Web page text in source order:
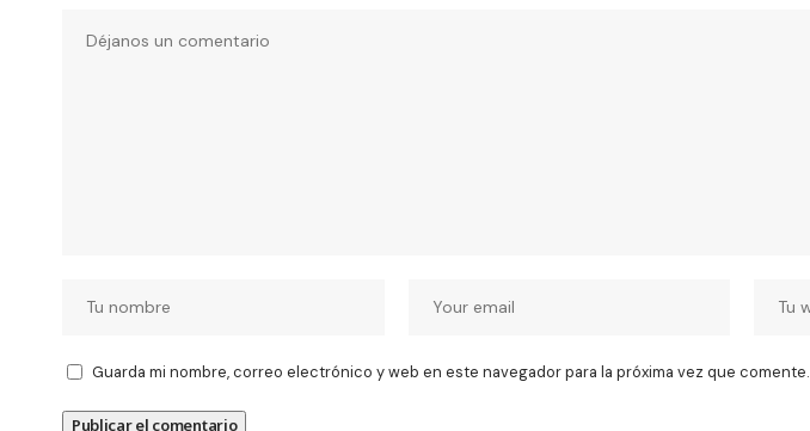
Guarda mi nombre, correo electrónico y web en este navegador para la próxima vez que comente.